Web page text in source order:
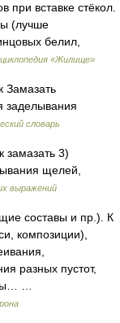
вставке стёкол.
(лучше
белил,
«Жилище»
Замазать
заделывания
словарь
замазать 3)
щелей,
выражений
составы и пр.). К
композиции),
разных пустот,
…